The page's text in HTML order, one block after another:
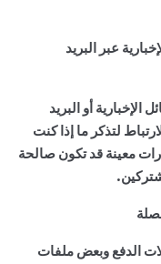
عبر البريد
أو البريد
لتذكر ما إذا كنت
معينة قد تكون صالحة
الدفع وبعض ملفات